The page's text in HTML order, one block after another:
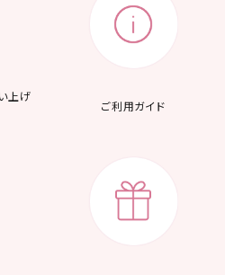
上げ
ご利用ガイド